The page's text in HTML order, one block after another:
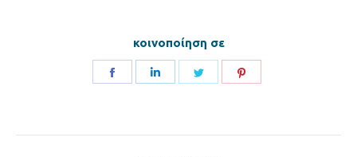
κοινοποίηση σε
Share